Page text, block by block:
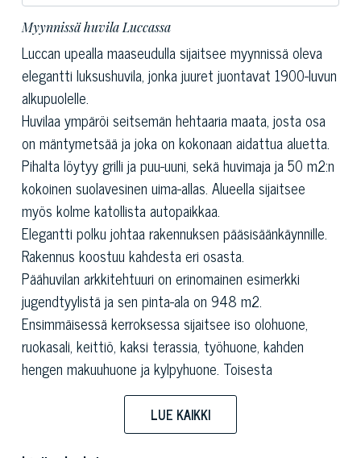
Myynnissä huvila Luccassa
Luccan upealla maaseudulla sijaitsee myynnissä oleva
elegantti luksushuvila, jonka juuret juontavat 1900-luvun
alkupuolelle.
Huvilaa ympäröi seitsemän hehtaaria maata, josta osa
on mäntymetsää ja joka on kokonaan aidattua aluetta.
Pihalta löytyy grilli ja puu-uuni, sekä huvimaja ja 50 m2:n
kokoinen suolavesinen uima-allas. Alueella sijaitsee
myös kolme katollista autopaikkaa.
Elegantti polku johtaa rakennuksen pääsisäänkäynnille.
Rakennus koostuu kahdesta eri osasta.
Päähuvilan arkkitehtuuri on erinomainen esimerkki
jugendtyylistä ja sen pinta-ala on 948 m2.
Ensimmäisessä kerroksessa sijaitsee iso olohuone,
ruokasali, keittiö, kaksi terassia, työhuone, kahden
hengen makuuhuone ja kylpyhuone. Toisesta
kerroksesta löytyy viisi makuuhuonetta, joista kolme on
kahden hengen huoneita, sekä kolme makuuhuonetta.
Myynnissä olevaan luksushuvilaan yhdistetty
LUE KAIKKI